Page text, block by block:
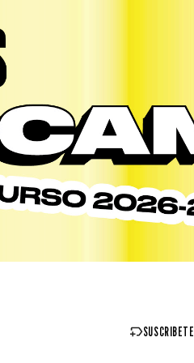
SUSCRIBETE